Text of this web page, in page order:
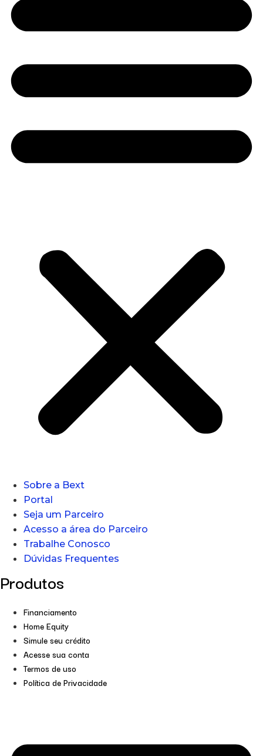
Sobre a Bext
Portal
Seja um Parceiro
Acesso a área do Parceiro
Trabalhe Conosco
Dúvidas Frequentes
Produtos
Financiamento
Home Equity
Simule seu crédito
Acesse sua conta
Termos de uso
Política de Privacidade